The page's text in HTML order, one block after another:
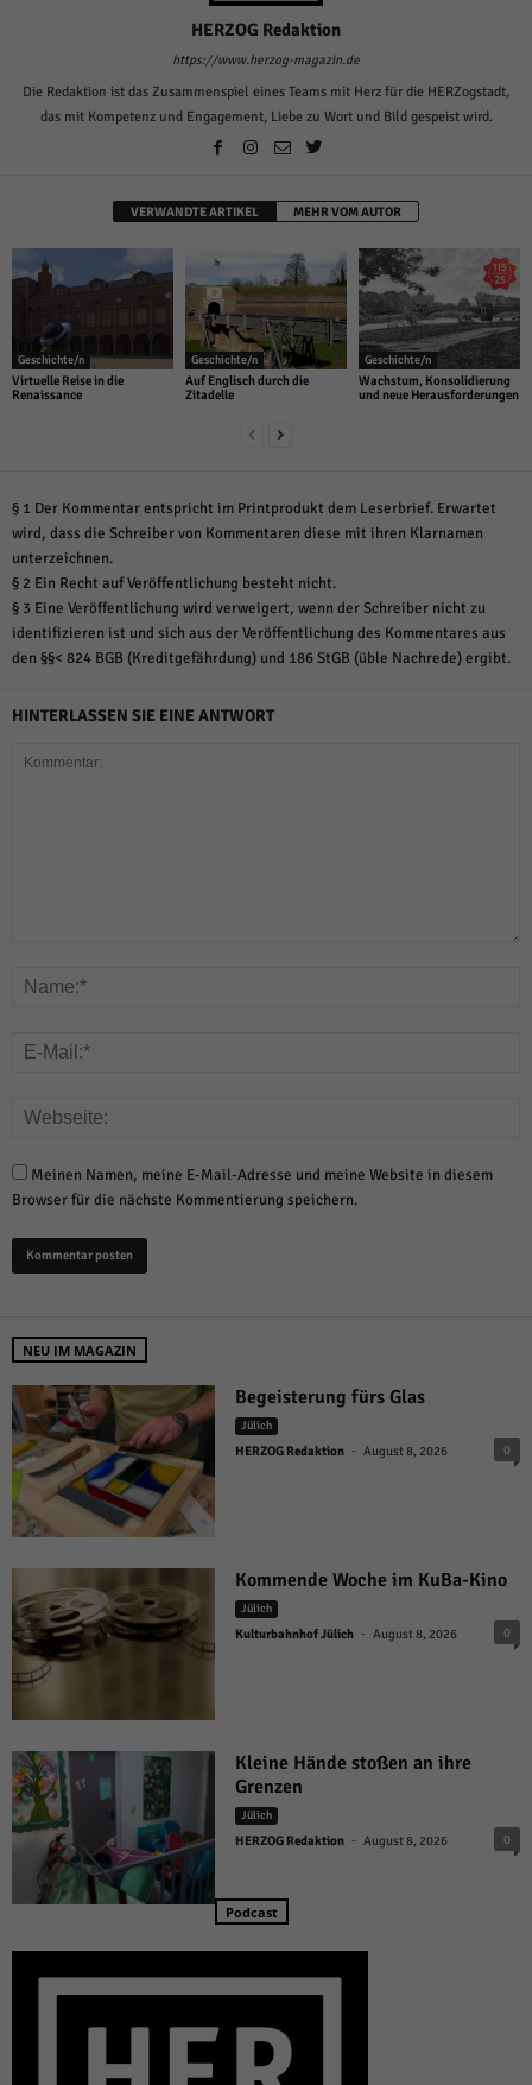
HERZOG Redaktion
https://www.herzog-magazin.de
Die Redaktion ist das Zusammenspiel eines Teams mit Herz für die HERZogstadt,
das mit Kompetenz und Engagement, Liebe zu Wort und Bild gespeist wird.
VERWANDTE ARTIKEL MEHR VOM AUTOR
Geschichte/n
Virtuelle Reise in die
Renaissance
Geschichte/n
Auf Englisch durch die
Zitadelle
Geschichte/n
Wachstum, Konsolidierung
und neue Herausforderungen
§ 1 Der Kommentar entspricht im Printprodukt dem Leserbrief. Erwartet
wird, dass die Schreiber von Kommentaren diese mit ihren Klarnamen
unterzeichnen.
§ 2 Ein Recht auf Veröffentlichung besteht nicht.
§ 3 Eine Veröffentlichung wird verweigert, wenn der Schreiber nicht zu
identifizieren ist und sich aus der Veröffentlichung des Kommentares aus
den §§< 824 BGB (Kreditgefährdung) und 186 StGB (üble Nachrede) ergibt.
HINTERLASSEN SIE EINE ANTWORT
Meinen Namen, meine E-Mail-Adresse und meine Website in diesem
Browser für die nächste Kommentierung speichern.
NEU IM MAGAZIN
Begeisterung fürs Glas
Jülich
HERZOG Redaktion - August 8, 2026 0
Kommende Woche im KuBa-Kino
Jülich
Kulturbahnhof Jülich - August 8, 2026 0
Kleine Hände stoßen an ihre
Grenzen
Jülich
HERZOG Redaktion - August 8, 2026 0
Podcast